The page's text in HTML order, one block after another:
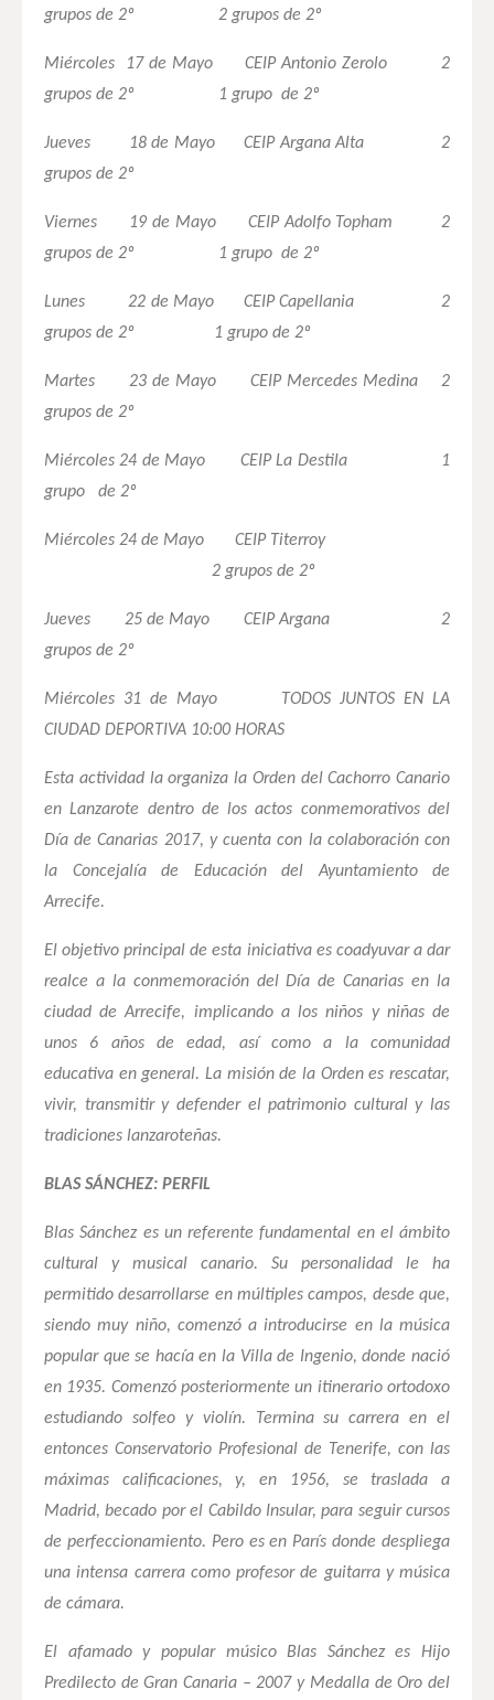
grupos de 2º 2 grupos de 2º
Miércoles 17 de Mayo CEIP Antonio Zerolo 2
grupos de 2º 1 grupo de 2º
Jueves 18 de Mayo CEIP Argana Alta 2
grupos de 2º
Viernes 19 de Mayo CEIP Adolfo Topham 2
grupos de 2º 1 grupo de 2º
Lunes 22 de Mayo CEIP Capellania 2
grupos de 2º 1 grupo de 2º
Martes 23 de Mayo CEIP Mercedes Medina 2
grupos de 2º
Miércoles 24 de Mayo CEIP La Destila 1
grupo de 2º
Miércoles 24 de Mayo CEIP Titerroy
2 grupos de 2º
Jueves 25 de Mayo CEIP Argana 2
grupos de 2º
Miércoles 31 de Mayo TODOS JUNTOS EN LA
CIUDAD DEPORTIVA 10:00 HORAS
Esta actividad la organiza la Orden del Cachorro Canario
en Lanzarote dentro de los actos conmemorativos del
Día de Canarias 2017, y cuenta con la colaboración con
la Concejalía de Educación del Ayuntamiento de
Arrecife.
El objetivo principal de esta iniciativa es coadyuvar a dar
realce a la conmemoración del Día de Canarias en la
ciudad de Arrecife, implicando a los niños y niñas de
unos 6 años de edad, así como a la comunidad
educativa en general. La misión de la Orden es rescatar,
vivir, transmitir y defender el patrimonio cultural y las
tradiciones lanzaroteñas.
BLAS SÁNCHEZ: PERFIL
Blas Sánchez es un referente fundamental en el ámbito
cultural y musical canario. Su personalidad le ha
permitido desarrollarse en múltiples campos, desde que,
siendo muy niño, comenzó a introducirse en la música
popular que se hacía en la Villa de Ingenio, donde nació
en 1935. Comenzó posteriormente un itinerario ortodoxo
estudiando solfeo y violín. Termina su carrera en el
entonces Conservatorio Profesional de Tenerife, con las
máximas calificaciones, y, en 1956, se traslada a
Madrid, becado por el Cabildo Insular, para seguir cursos
de perfeccionamiento. Pero es en París donde despliega
una intensa carrera como profesor de guitarra y música
de cámara.
El afamado y popular músico Blas Sánchez es Hijo
Predilecto de Gran Canaria – 2007 y Medalla de Oro del